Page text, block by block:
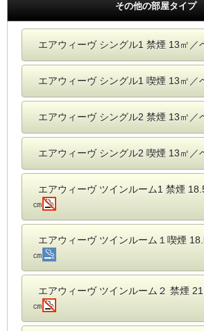
その他の部屋タイプ
エアウィーヴ シングル1 禁煙 13㎡／
エアウィーヴ シングル1 喫煙 13㎡／
エアウィーヴ シングル2 禁煙 13㎡／
エアウィーヴ シングル2 喫煙 13㎡／
エアウィーヴ ツインルーム1 禁煙
㎝
エアウィーヴ ツインルーム１喫煙
㎝
エアウィーヴ ツインルーム２ 禁煙
㎝